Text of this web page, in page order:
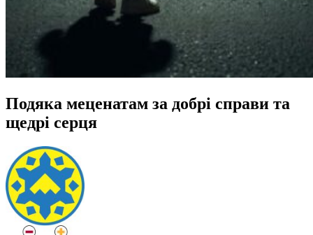
Подяка меценатам за добрі справи та
щедрі серця